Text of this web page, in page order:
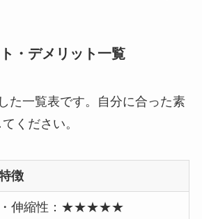
・デメリット一覧
た一覧表です。自分に合った素
ください。
徴
・伸縮性：★★★★★